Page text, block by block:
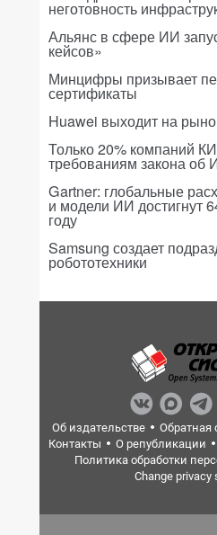
неготовность
Альянс в сфере ИИ
кейсов»
Минцифры призывает
сертификаты
Huawei выходит на
Только 20% компаний
требованиям закона об
Gartner: глобальные
и модели ИИ достигнут
году
Samsung создает
робототехники
Об издательстве Обратная
Контакты
О републикации
Политика обработки
Change privacy